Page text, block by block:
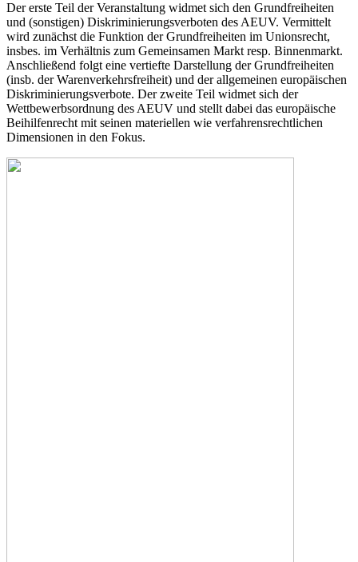
Der erste Teil der Veranstaltung widmet sich den Grundfreiheiten
und (sonstigen) Diskriminierungsverboten des AEUV. Vermittelt
wird zunächst die Funktion der Grundfreiheiten im Unionsrecht,
insbes. im Verhältnis zum Gemeinsamen Markt resp. Binnenmarkt.
Anschließend folgt eine vertiefte Darstellung der Grundfreiheiten
(insb. der Warenverkehrsfreiheit) und der allgemeinen europäischen
Diskriminierungsverbote. Der zweite Teil widmet sich der
Wettbewerbsordnung des AEUV und stellt dabei das europäische
Beihilfenrecht mit seinen materiellen wie verfahrensrechtlichen
Dimensionen in den Fokus.